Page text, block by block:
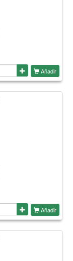
Añadir
Añadir